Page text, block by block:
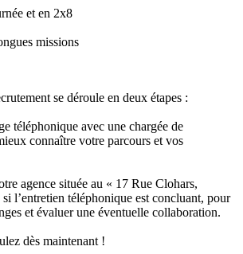
et en 2x8
missions
se déroule en deux étapes :
téléphonique avec une chargée de
connaître votre parcours et vos
agence située au « 17 Rue Clohars,
l’entretien téléphonique est concluant, pour
et évaluer une éventuelle collaboration.
dès maintenant !